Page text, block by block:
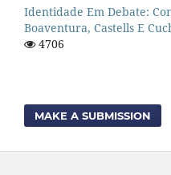
Identidade Em Debate:
Boaventura, Castells E
4706
MAKE A SUBMISSION